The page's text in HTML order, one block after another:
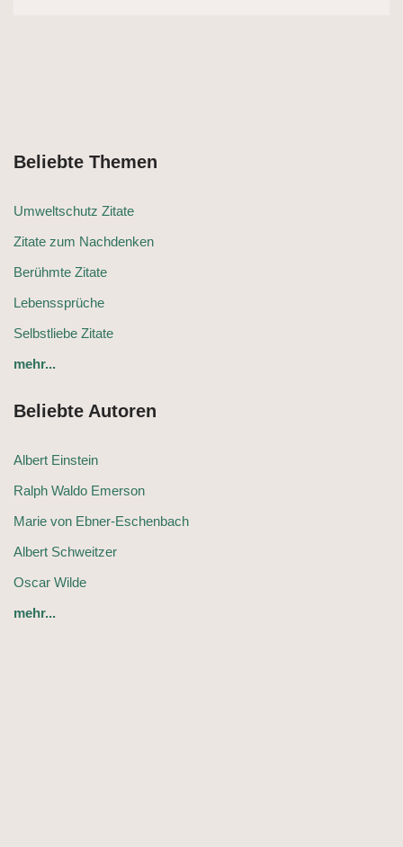
Beliebte Themen
Umweltschutz Zitate
Zitate zum Nachdenken
Berühmte Zitate
Lebenssprüche
Selbstliebe Zitate
mehr...
Beliebte Autoren
Albert Einstein
Ralph Waldo Emerson
Marie von Ebner-Eschenbach
Albert Schweitzer
Oscar Wilde
mehr...